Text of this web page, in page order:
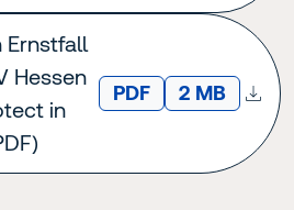
Ernstfall
Hessen
in
DATEITYP:
PDF Dateigröße:
2 MB